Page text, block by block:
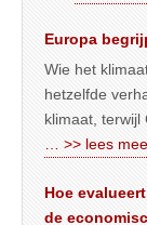
Europa
Wie het
hetzelfde
klimaat, terwijl
… >> lees
Hoe
de